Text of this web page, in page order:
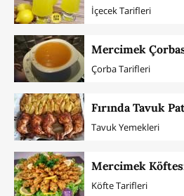
İçecek Tarifleri
Mercimek
Çorba Tarifleri
Fırında Tavuk
Tavuk Yemekleri
Mercimek
Köfte Tarifleri